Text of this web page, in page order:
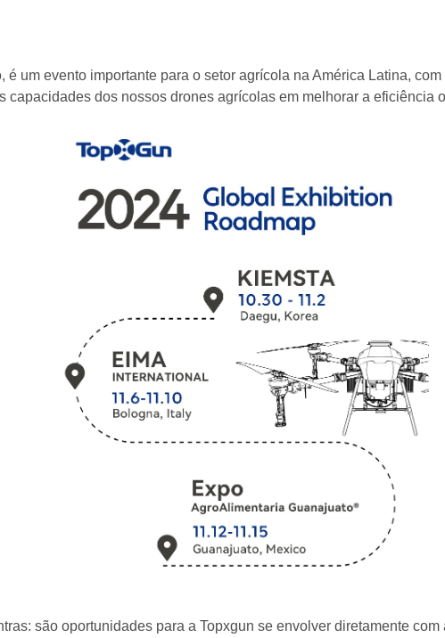
um evento importante para o setor agrícola na América Latina,
capacidades dos nossos drones agrícolas em melhorar a eficiência
são oportunidades para a Topxgun se envolver diretamente